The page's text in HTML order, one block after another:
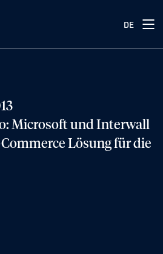
DE
Microsoft und Interwall
Lösung für die